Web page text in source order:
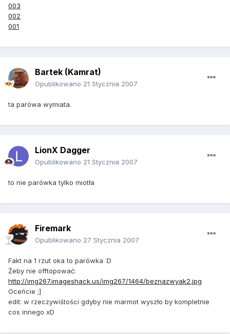
003
002
001
Bartek (Kamrat)
Opublikowano 21 Stycznia 2007
ta parówa wymiata.
LionX Dagger
Opublikowano 21 Stycznia 2007
to nie parówka tylko miotła
Firemark
Opublikowano 27 Stycznia 2007
Fakt na 1 rzut oka to parówka :D
Żeby nie offtopować:
http://img267.imageshack.us/img267/1464/beznazwyak2.jpg
Oceńcie ;]
edit: w rzeczywiśtości gdyby nie marmot wyszło by kompletnie
cos innego xD